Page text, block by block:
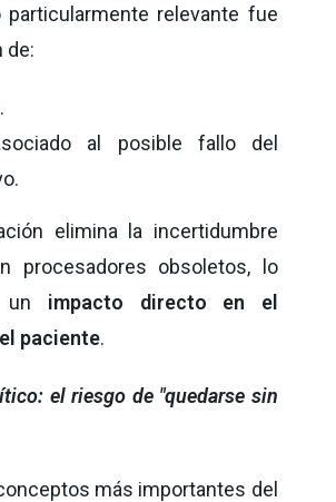
particularmente relevante fue
de:
al posible fallo del
elimina la incertidumbre
procesadores obsoletos, lo
un impacto directo en el
paciente.
el riesgo de "quedarse sin
más importantes del